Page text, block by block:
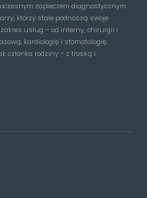
zapleczem diagnostycznym
którzy stale podnoszą swoje
usług – od interny, chirurgii i
kardiologię i stomatologię.
członka rodziny – z troską i